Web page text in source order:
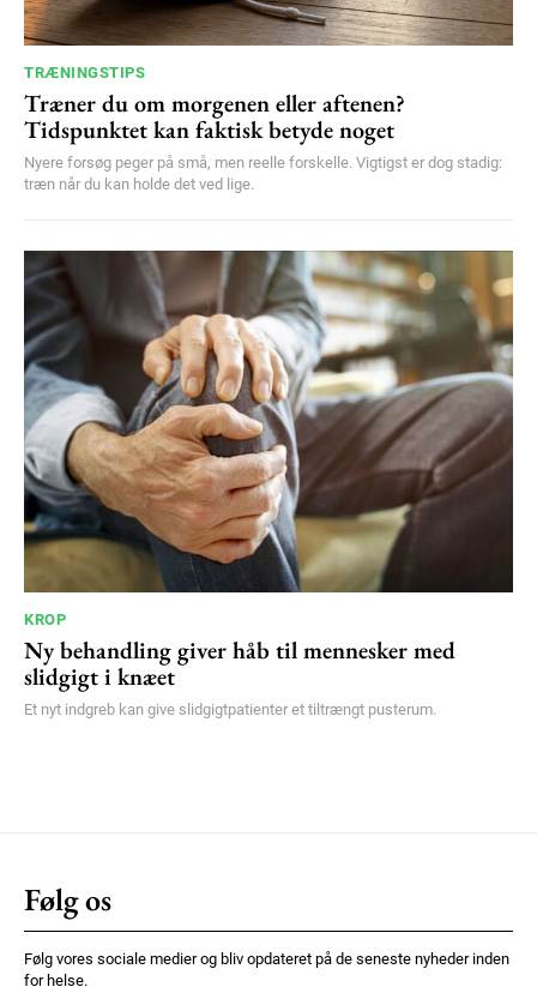
TRÆNINGSTIPS
Træner du om morgenen eller aftenen?
Tidspunktet kan faktisk betyde noget
Nyere forsøg peger på små, men reelle forskelle. Vigtigst er dog stadig:
træn når du kan holde det ved lige.
KROP
Ny behandling giver håb til mennesker med
slidgigt i knæet
Et nyt indgreb kan give slidgigtpatienter et tiltrængt pusterum.
Følg os
Følg vores sociale medier og bliv opdateret på de seneste nyheder inden
for helse.